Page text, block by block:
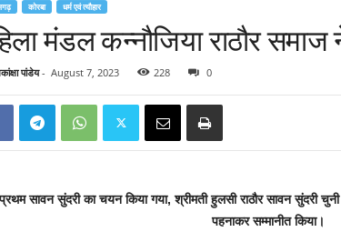
कोरबा धर्म एवं त्यौहार
मंडल कन्नौजिया राठौर
पांडेय- August 7, 2023 228 0
सावन सुंदरी का चयन किया गया, श्रीमती हुलसी राठौर सावन सुंदरी
पहनाकर सम्मानीत किया।